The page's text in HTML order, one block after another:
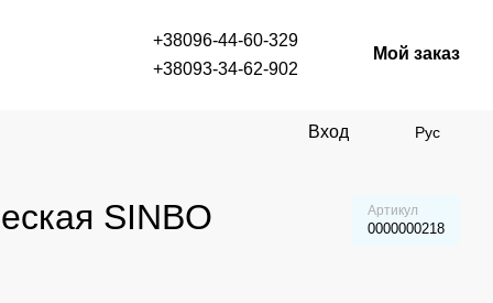
+38096-44-60-329
+38093-34-62-902
Мой заказ
Вход Рус
SINBO
Артикул
0000000218